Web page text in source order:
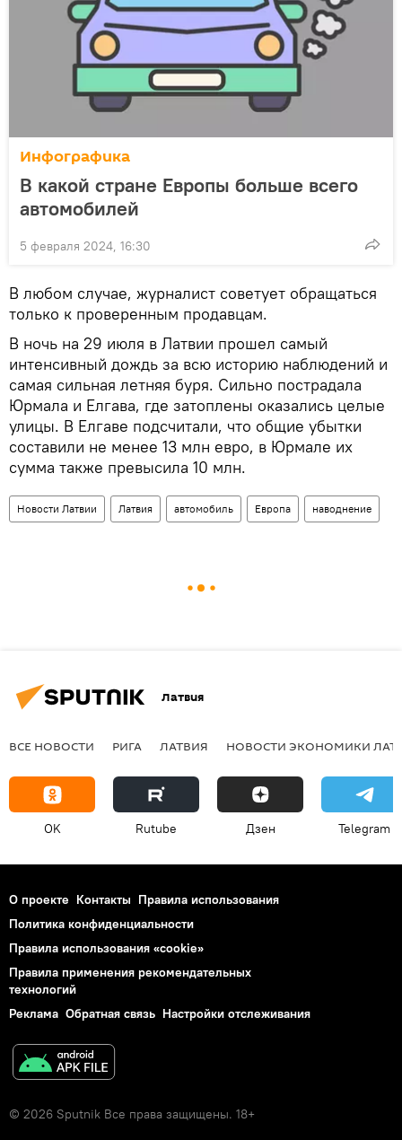
Инфографика
В какой стране Европы больше всего
автомобилей
5 февраля 2024, 16:30
В любом случае, журналист советует обращаться
только к проверенным продавцам.
В ночь на 29 июля в Латвии прошел самый
интенсивный дождь за всю историю наблюдений и
самая сильная летняя буря. Сильно пострадала
Юрмала и Елгава, где затоплены оказались целые
улицы. В Елгаве подсчитали, что общие убытки
составили не менее 13 млн евро, в Юрмале их
сумма также превысила 10 млн.
Новости Латвии Латвия автомобиль Европа наводнение
Латвия
ВСЕ НОВОСТИ РИГА ЛАТВИЯ НОВОСТИ ЭКОНОМИКИ
OK Rutube Дзен Telegram
О проекте Контакты Правила использования
Политика конфиденциальности
Правила использования «cookie»
Правила применения рекомендательных
технологий
Реклама Обратная связь Настройки отслеживания
© 2026 Sputnik Все права защищены. 18+